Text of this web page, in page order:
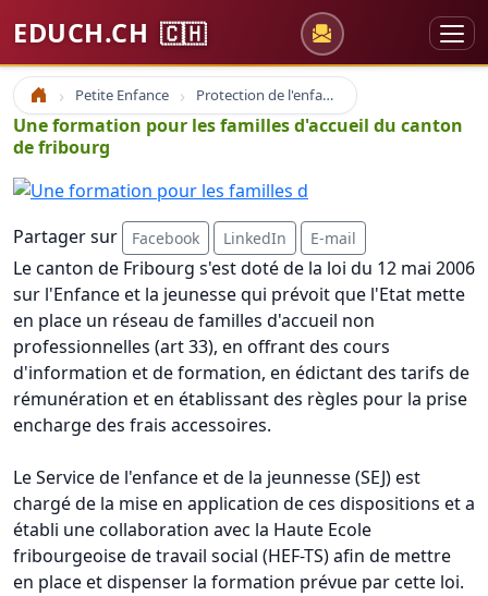
EDUCH.CH 🇨🇭
Accueil Petite Enfance Protection de l'enfance
Une formation pour les familles d'accueil du canton
de fribourg
Partager sur Facebook LinkedIn E-mail
Le canton de Fribourg s'est doté de la loi du 12 mai 2006
sur l'Enfance et la jeunesse qui prévoit que l'Etat mette
en place un réseau de familles d'accueil non
professionnelles (art 33), en offrant des cours
d'information et de formation, en édictant des tarifs de
rémunération et en établissant des règles pour la prise
encharge des frais accessoires.
Le Service de l'enfance et de la jeunnesse (SEJ) est
chargé de la mise en application de ces dispositions et a
établi une collaboration avec la Haute Ecole
fribourgeoise de travail social (HEF-TS) afin de mettre
en place et dispenser la formation prévue par cette loi.